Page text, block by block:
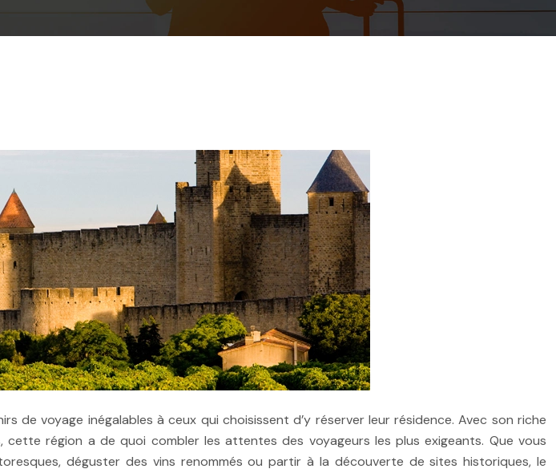
de voyage inégalables à ceux qui choisissent d’y réserver leur résidence. Avec son riche
région a de quoi combler les attentes des voyageurs les plus exigeants. Que vous
déguster des vins renommés ou partir à la découverte de sites historiques, le